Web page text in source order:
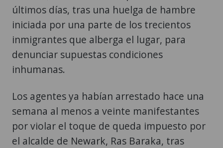
últimos días, tras una huelga de hambre
iniciada por una parte de los trecientos
inmigrantes que alberga el lugar, para
denunciar supuestas condiciones
inhumanas.
Los agentes ya habían arrestado hace una
semana al menos a veinte manifestantes
por violar el toque de queda impuesto por
el alcalde de Newark, Ras Baraka, tras